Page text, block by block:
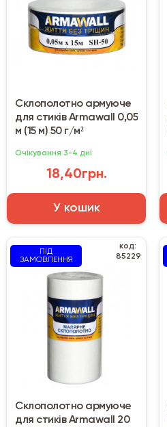
Склополотно армуюче
для стиків Armawall 0,05
м (15 м) 50 г/м²
Очікування 3-4 дні
18,40грн.
У кошик
ПІД
ЗАМОВЛЕННЯ
код:
85229
Склополотно армуюче
для стиків Armawall 20